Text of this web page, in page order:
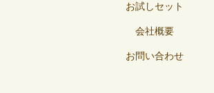
お試しセット
会社概要
お問い合わせ